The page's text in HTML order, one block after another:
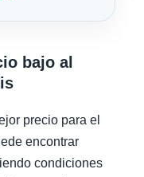
bajo al
precio para el
encontrar
condiciones